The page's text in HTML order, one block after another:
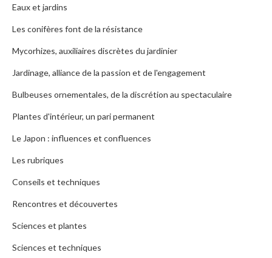
Eaux et jardins
Les conifères font de la résistance
Mycorhizes, auxiliaires discrètes du jardinier
Jardinage, alliance de la passion et de l'engagement
Bulbeuses ornementales, de la discrétion au spectaculaire
Plantes d'intérieur, un pari permanent
Le Japon : influences et confluences
Les rubriques
Conseils et techniques
Rencontres et découvertes
Sciences et plantes
Sciences et techniques